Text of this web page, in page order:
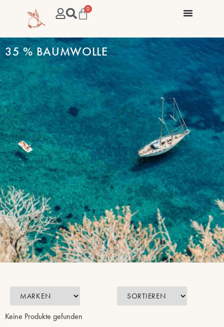
0
35 % BAUMWOLLE
Keine Produkte gefunden